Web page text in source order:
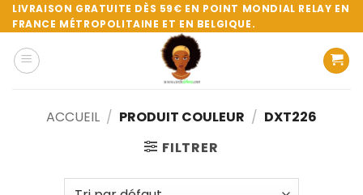
Passer
au
contenu
LIVRAISON GRATUITE DÈS 59€ EN POINT MONDIAL RELAY EN
FRANCE MÉTROPOLITAINE ET EN BELGIQUE.
ACCUEIL / PRODUIT COULEUR / DXT226
FILTRER